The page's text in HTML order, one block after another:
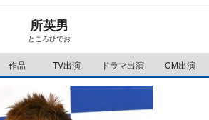
所英男
ところひでお
作品 TV出演 ドラマ出演 CM出演